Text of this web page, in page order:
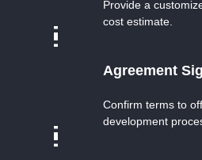
Provide a
cost estimate.
Agreement
Confirm terms to
development